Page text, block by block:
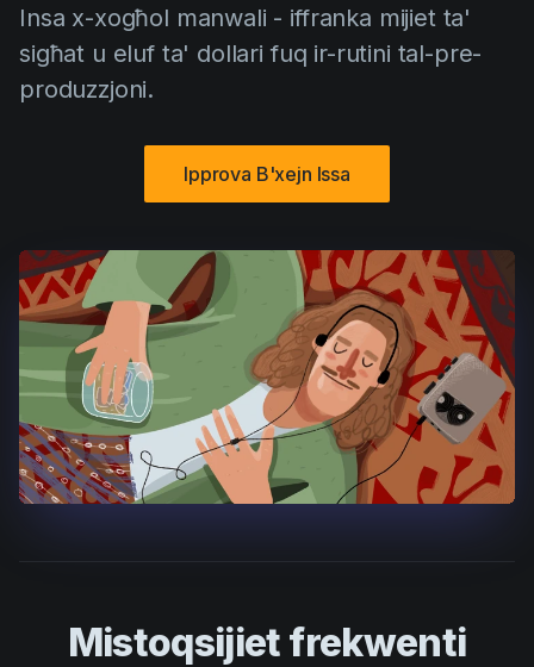
Insa x-xogħol manwali - iffranka mijiet ta'
sigħat u eluf ta' dollari fuq ir-rutini tal-pre-
produzzjoni.
Ipprova B'xejn Issa
Mistoqsijiet frekwenti